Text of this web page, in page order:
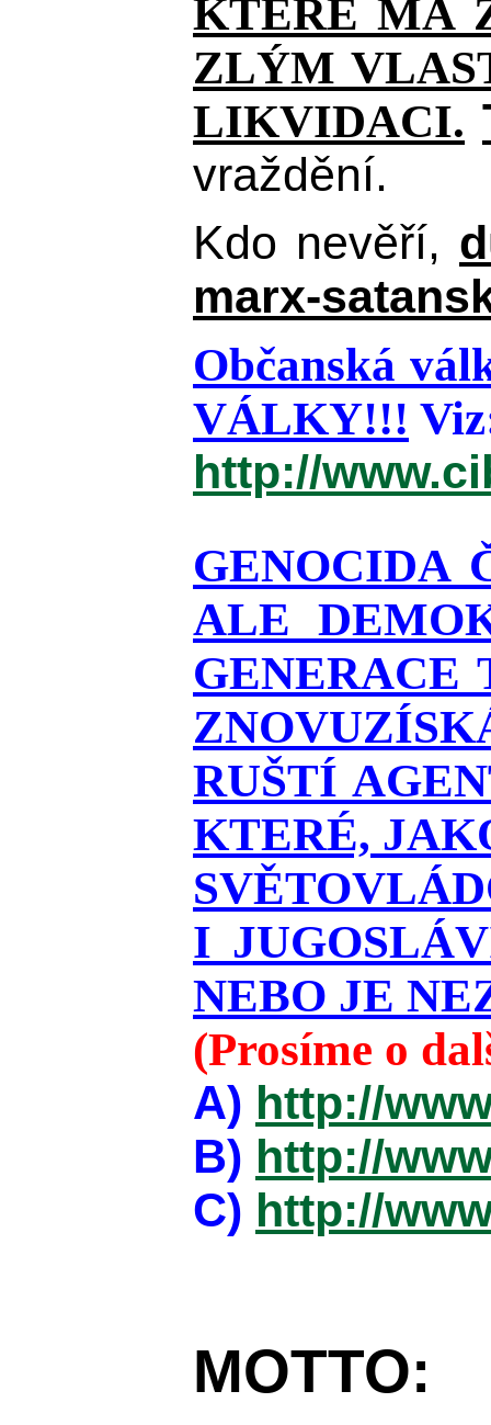
KTERÉ MÁ
ZLÝM
LIKVIDACI.
vraždění.
Kdo nevěří,
marx-
Občanská
VÁLKY!!!
http://
GENOCIDA
ALE
RUŠTÍ
KTERÉ,
I
NEBO JE
(Prosíme o
A) http://
B) http://
C) http://
MOTTO: